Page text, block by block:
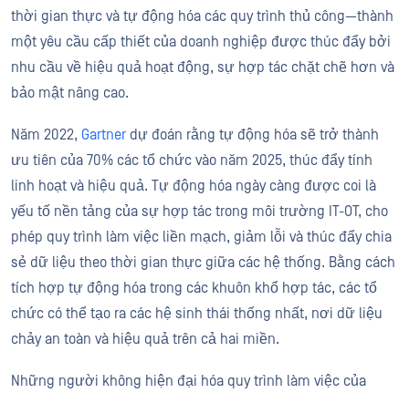
thời gian thực và tự động hóa các quy trình thủ công—thành
một yêu cầu cấp thiết của doanh nghiệp được thúc đẩy bởi
nhu cầu về hiệu quả hoạt động, sự hợp tác chặt chẽ hơn và
bảo mật nâng cao.
Năm 2022, Gartner dự đoán rằng tự động hóa sẽ trở thành
ưu tiên của 70% các tổ chức vào năm 2025, thúc đẩy tính
linh hoạt và hiệu quả. Tự động hóa ngày càng được coi là
yếu tố nền tảng của sự hợp tác trong môi trường IT-OT, cho
phép quy trình làm việc liền mạch, giảm lỗi và thúc đẩy chia
sẻ dữ liệu theo thời gian thực giữa các hệ thống. Bằng cách
tích hợp tự động hóa trong các khuôn khổ hợp tác, các tổ
chức có thể tạo ra các hệ sinh thái thống nhất, nơi dữ liệu
chảy an toàn và hiệu quả trên cả hai miền.
Những người không hiện đại hóa quy trình làm việc của